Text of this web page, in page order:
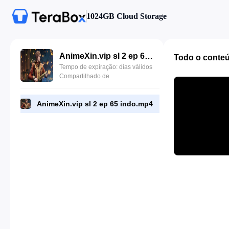
1024GB Cloud Storage
AnimeXin.vip sl 2 ep 65 indo.mp4
Tempo de expiração: dias válidos
Compartilhado de
AnimeXin.vip sl 2 ep 65 indo.mp4
Todo o